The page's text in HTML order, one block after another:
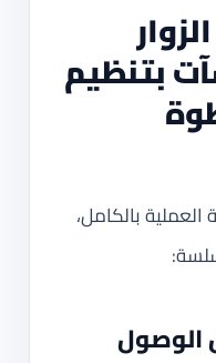
بتنظيم
بالكامل،
الوصول